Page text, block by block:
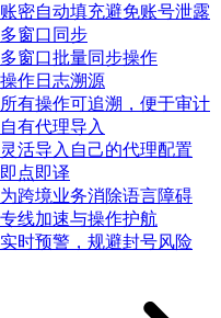
账密自动填充避免账号泄露
多窗口同步
多窗口批量同步操作
操作日志溯源
所有操作可追溯，便于审计
自有代理导入
灵活导入自己的代理配置
即点即译
为跨境业务消除语言障碍
专线加速与操作护航
实时预警，规避封号风险